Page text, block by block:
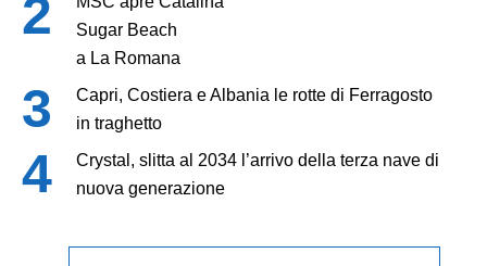
Sugar Beach
a La Romana
Capri, Costiera e Albania le rotte di Ferragosto
in traghetto
Crystal, slitta al 2034 l’arrivo della terza nave di
nuova generazione